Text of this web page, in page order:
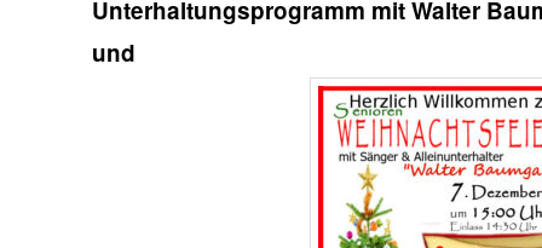
Unterhaltungsprogramm mit Walter
und